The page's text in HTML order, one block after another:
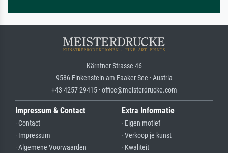
Kärntner Strasse 46
9586 Finkenstein am Faaker See · Austria
+43 4257 29415 · office@meisterdrucke.com
Impressum & Contact
· Contact
· Impressum
· Algemene Voorwaarden
Extra Informatie
· Eigen motief
· Verkoop je kunst
· Kwaliteit